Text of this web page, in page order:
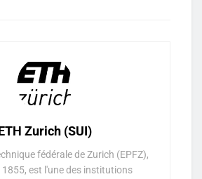
Zurich (SUI)
fédérale de Zurich (EPFZ),
1855, est l'une des institutions